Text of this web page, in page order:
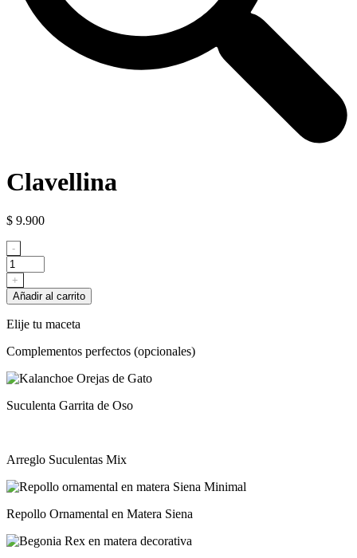
Clavellina
$ 9.900
Clavellina
cantidad
-
+
Añadir al carrito
Elije tu maceta
Complementos perfectos (opcionales)
Suculenta Garrita de Oso
Arreglo Suculentas Mix
Repollo Ornamental en Matera Siena